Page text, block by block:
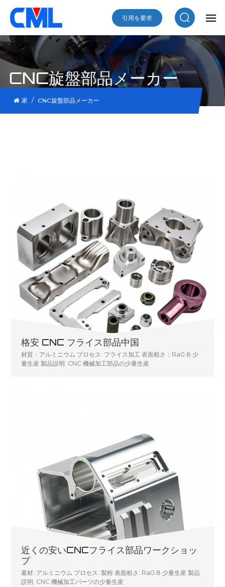
引用を要求
CNC旋盤部品メーカー
家 / CNC旋盤部品メーカー
格安 CNC フライス部品中国
材質：アルミニウム プロセス: フライス加工 表面粗さ：Ra0.8 少
量生産 製品説明: CNC 機械加工部品の少量生産
近くの安いCNCフライス部品ワークショッ
プ
素材: アルミニウム プロセス: 製粉 表面粗さ: Ra0.8 少量生産 製品
説明: CNC 機械加工パーツの少量生産